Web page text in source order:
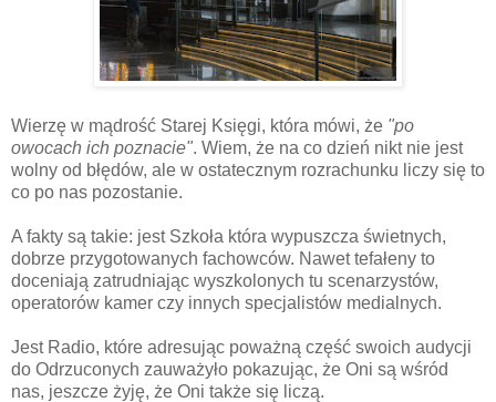
Wierzę w mądrość Starej Księgi, która mówi, że "po
owocach ich poznacie". Wiem, że na co dzień nikt nie jest
wolny od błędów, ale w ostatecznym rozrachunku liczy się to
co po nas pozostanie.
A fakty są takie: jest Szkoła która wypuszcza świetnych,
dobrze przygotowanych fachowców. Nawet tefałeny to
doceniają zatrudniając wyszkolonych tu scenarzystów,
operatorów kamer czy innych specjalistów medialnych.
Jest Radio, które adresując poważną część swoich audycji
do Odrzuconych zauważyło pokazując, że Oni są wśród
nas, jeszcze żyję, że Oni także się liczą.